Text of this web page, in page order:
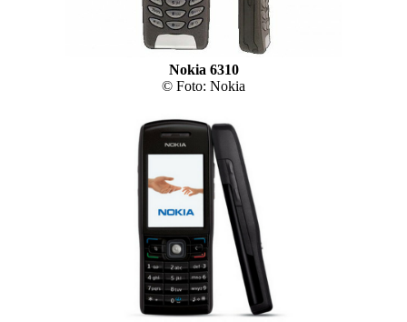
Nokia 6310
© Foto: Nokia